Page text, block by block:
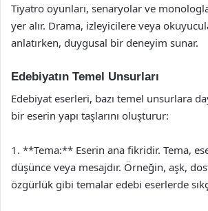
Tiyatro oyunları, senaryolar ve
yer alır. Drama, izleyicilere veya
anlatırken, duygusal bir deneyim sunar.
Edebiyatın Temel Unsurları
Edebiyat eserleri, bazı temel unsurlara
bir eserin yapı taşlarını oluşturur:
1. **Tema:** Eserin ana fikridir. Tema,
düşünce veya mesajdır. Örneğin, aşk,
özgürlük gibi temalar edebi eserlerde